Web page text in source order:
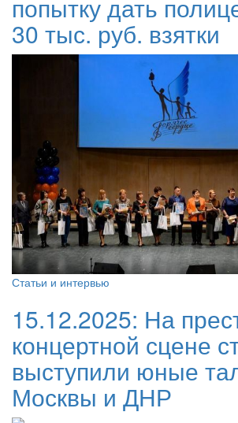
попытку дать
30 тыс. руб. взятки
Статьи и интервью
15.12.2025: На
концертной сцене
выступили юные
Москвы и ДНР